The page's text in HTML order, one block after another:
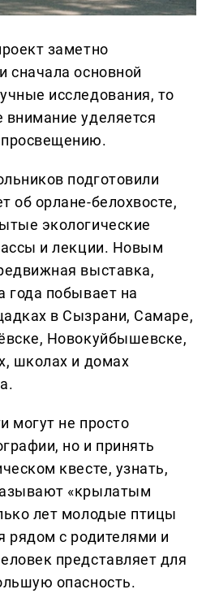
заметно
сначала основной
исследования, то
внимание уделяется
просвещению.
подготовили
об орлане-белохвосте,
экологические
и лекции. Новым
выставка,
года побывает на
в Сызрани, Самаре,
Новокуйбышевске,
школах и домах
могут не просто
но и принять
квесте, узнать,
«крылатым
лет молодые птицы
рядом с родителями и
представляет для
опасность.